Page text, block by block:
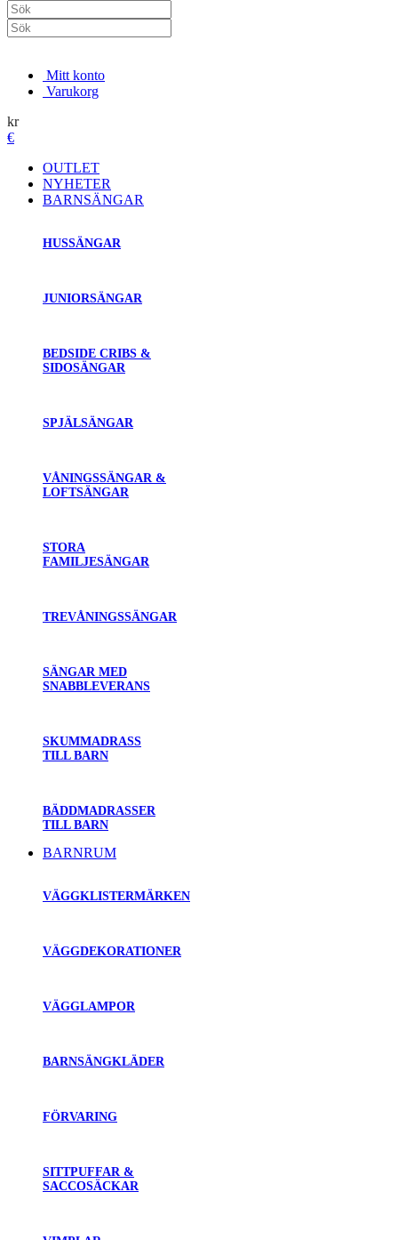
Mitt konto
Varukorg
kr
€
OUTLET
NYHETER
BARNSÄNGAR
HUSSÄNGAR
JUNIORSÄNGAR
BEDSIDE CRIBS &
SIDOSÄNGAR
SPJÄLSÄNGAR
VÅNINGSSÄNGAR &
LOFTSÄNGAR
STORA
FAMILJESÄNGAR
TREVÅNINGSSÄNGAR
SÄNGAR MED
SNABBLEVERANS
SKUMMADRASS
TILL BARN
BÄDDMADRASSER
TILL BARN
BARNRUM
VÄGGKLISTERMÄRKEN
VÄGGDEKORATIONER
VÄGGLAMPOR
BARNSÄNGKLÄDER
FÖRVARING
SITTPUFFAR &
SACCOSÄCKAR